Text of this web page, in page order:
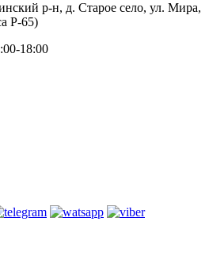
р-н, д. Старое село, ул. Мира,
P-65)
18:00